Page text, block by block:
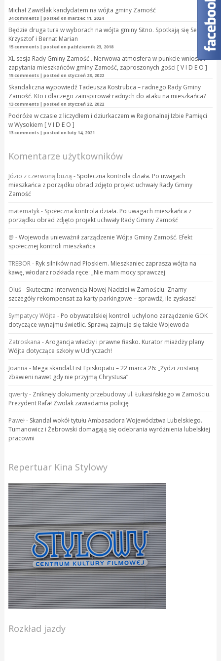
Michał Zawiślak kandydatem na wójta gminy Zamość
34 comments| posted on marzec 11, 2024
Będzie druga tura w wyborach na wójta gminy Sitno. Spotkają się Seń
Krzysztof i Bernat Marian
15 comments| posted on październik 23, 2018
XL sesja Rady Gminy Zamość . Nerwowa atmosfera w punkcie wnioski i
zapytania mieszkańców gminy Zamość, zaproszonych gości [ V I D E O ]
15 comments| posted on styczeń 28, 2022
Skandaliczna wypowiedź Tadeusza Kostrubca – radnego Rady Gminy
Zamość. Kto i dlaczego zainspirował radnych do ataku na mieszkańca?
13 comments| posted on styczeń 22, 2022
Podróże w czasie z liczydłem i dziurkaczem w Regionalnej Izbie Pamięci
w Wysokiem [ V I D E O ]
13 comments| posted on luty 14, 2021
Komentarze użytkowników
Józio z czerwoną buzią - Społeczna kontrola działa. Po uwagach
mieszkańca z porządku obrad zdjęto projekt uchwały Rady Gminy
Zamość
matematyk- Społeczna kontrola działa. Po uwagach mieszkańca z
porządku obrad zdjęto projekt uchwały Rady Gminy Zamość
@ -Wojewoda unieważnił zarządzenie Wójta Gminy Zamość. Efekt
społecznej kontroli mieszkańca
TREBOR- Ryk silników nad Płoskiem. Mieszkaniec zaprasza wójta na
kawę, włodarz rozkłada ręce: „Nie mam mocy sprawczej
Oluś - Skuteczna interwencja Nowej Nadziei w Zamościu. Znamy
szczegóły rekompensat za karty parkingowe – sprawdź, ile zyskasz!
Sympatycy Wójta - Po obywatelskiej kontroli uchylono zarządzenie GOK
dotyczące wynajmu świetlic. Sprawą zajmuje się także Wojewoda
Zatroskana -Arogancja władzy i prawne fiasko. Kurator miażdży plany
Wójta dotyczące szkoły w Udryczach!
Joanna - Mega skandal.List Episkopatu – 22 marca 26: „Żydzi zostaną
zbawieni nawet gdy nie przyjmą Chrystusa”
qwerty- Zniknęły dokumenty przebudowy ul. Łukasińskiego w Zamościu.
Prezydent Rafał Zwolak zawiadamia policję
Paweł- Skandal wokół tytułu Ambasadora Województwa Lubelskiego.
Tumanowicz i Żebrowski domagają się odebrania wyróżnienia lubelskiej
pracowni
Repertuar Kina Stylowy
Rozkład jazdy